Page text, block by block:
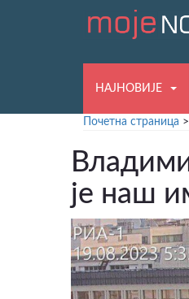
НАЈНОВИЈЕ
Почетна страница >
је наш